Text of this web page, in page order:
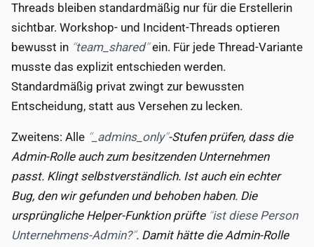
Threads bleiben standardmäßig nur für die Erstellerin
sichtbar. Workshop- und Incident-Threads optieren
bewusst in team_shared ein. Für jede Thread-Variante
musste das explizit entschieden werden.
Standardmäßig privat zwingt zur bewussten
Entscheidung, statt aus Versehen zu lecken.
Zweitens: Alle _admins_only -Stufen prüfen, dass die
Admin-Rolle auch zum besitzenden Unternehmen
passt. Klingt selbstverständlich. Ist auch ein echter
Bug, den wir gefunden und behoben haben. Die
ursprüngliche Helper-Funktion prüfte ist diese Person
Unternehmens-Admin? . Damit hätte die Admin-Rolle